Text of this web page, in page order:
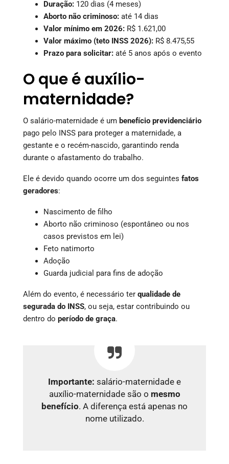
Duração: 120 dias (4 meses)
Aborto não criminoso: até 14 dias
Valor mínimo em 2026: R$ 1.621,00
Valor máximo (teto INSS 2026): R$ 8.475,55
Prazo para solicitar: até 5 anos após o evento
O que é auxílio-
maternidade?
O salário-maternidade é um benefício previdenciário
pago pelo INSS para proteger a maternidade, a
gestante e o recém-nascido, garantindo renda
durante o afastamento do trabalho.
Ele é devido quando ocorre um dos seguintes fatos
geradores:
Nascimento de filho
Aborto não criminoso (espontâneo ou nos
casos previstos em lei)
Feto natimorto
Adoção
Guarda judicial para fins de adoção
Além do evento, é necessário ter qualidade de
segurada do INSS, ou seja, estar contribuindo ou
dentro do período de graça.
Importante: salário-maternidade e
auxílio-maternidade são o mesmo
benefício. A diferença está apenas no
nome utilizado.